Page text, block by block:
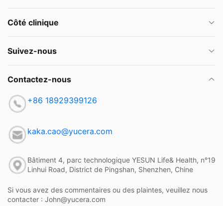
Côté clinique
Suivez-nous
Contactez-nous
+86 18929399126
kaka.cao@yucera.com
Bâtiment 4, parc technologique YESUN Life& Health, n°19
Linhui Road, District de Pingshan, Shenzhen, Chine
Si vous avez des commentaires ou des plaintes, veuillez nous
contacter : John@yucera.com